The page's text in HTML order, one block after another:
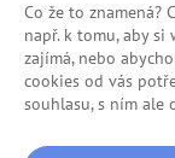
RSS
Cookies
Prohlášení o
Mapa stránek
Co že to znamená?
např. k tomu, aby si
zajímá, nebo
cookies od vás
souhlasu, s ním ale